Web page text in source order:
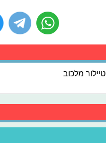
טיילור מלכוב